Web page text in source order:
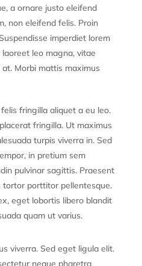
a ornare justo eleifend
non eleifend felis. Proin
imperdiet lorem
leo magna, vitae
Morbi mattis maximus
fringilla aliquet a eu leo.
fringilla. Ut maximus
turpis viverra in. Sed
in pretium sem
pulvinar sagittis. Praesent
tortor porttitor pellentesque.
eget lobortis libero blandit
quam ut varius.
viverra. Sed eget ligula elit.
neque pharetra